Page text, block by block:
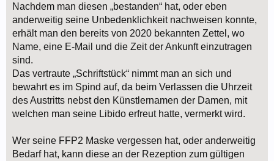
Nachdem man diesen „bestanden“ hat, oder eben
anderweitig seine Unbedenklichkeit nachweisen konnte,
erhält man den bereits von 2020 bekannten Zettel, wo
Name, eine E-Mail und die Zeit der Ankunft einzutragen
sind.
Das vertraute „Schriftstück“ nimmt man an sich und
bewahrt es im Spind auf, da beim Verlassen die Uhrzeit
des Austritts nebst den Künstlernamen der Damen, mit
welchen man seine Libido erfreut hatte, vermerkt wird.
Wer seine FFP2 Maske vergessen hat, oder anderweitig
Bedarf hat, kann diese an der Rezeption zum gültigen